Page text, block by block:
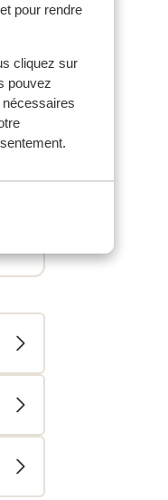
pour rendre
cliquez sur
pouvez